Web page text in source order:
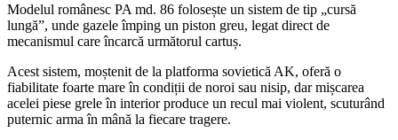
Modelul românesc PA md. 86 folosește un sistem de tip „cursă
lungă”, unde gazele împing un piston greu, legat direct de
mecanismul care încarcă următorul cartuș.
Acest sistem, moștenit de la platforma sovietică AK, oferă o
fiabilitate foarte mare în condiții de noroi sau nisip, dar mișcarea
acelei piese grele în interior produce un recul mai violent, scuturând
puternic arma în mână la fiecare tragere.